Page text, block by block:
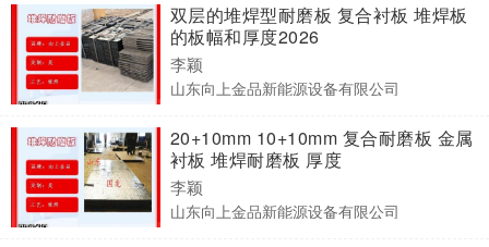
双层的堆焊型耐磨板 复合衬板 堆焊板
的板幅和厚度2026
李颖
山东向上金品新能源设备有限公司
20+10mm 10+10mm 复合耐磨板 金属
衬板 堆焊耐磨板 厚度
李颖
山东向上金品新能源设备有限公司